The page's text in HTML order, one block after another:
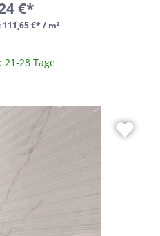
111,65 €* / m²
€*
21-28 Tage